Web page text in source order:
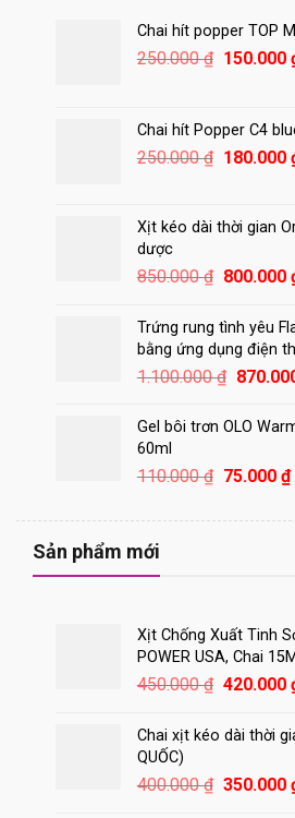
Chai hít popper TOP
250.000₫ Giá
250.000
150.000
Chai hít Popper C4
250.000₫ Giá
250.000
180.000
Xịt kéo dài thời gian
dược
850.000₫ Giá
là:
850.000
800.000
Trứng rung tình yêu
bằng ứng dụng điện
1.100.000₫ Giá
là:
Gel bôi trơn OLO
60ml
110.000₫ Giá
là:
75.000 ₫
Sản phẩm mới
Xịt Chống Xuất Tinh
POWER USA, Chai
450.000₫ Giá
là:
420.000
Chai xịt kéo dài thời
QUỐC)
400.000₫ Giá
350.000